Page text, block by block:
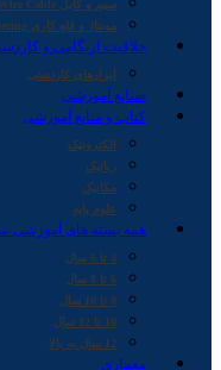
سیم و کابل Wire Cable
مونتاژ و قلع کاری Montage Soldering
خلاقیت اریگامی و
ابزارهای کاردستی
صنایع آموزشی
کتاب و منابع آموزشی
الکترونیک
رباتیک
مکانیک
علوم پایه
همه بسته های
4 تا 6 سال
6 تا 8 سال
8 تا 10 سال
10 تا 12 سال
12 سال به بالا
معماری